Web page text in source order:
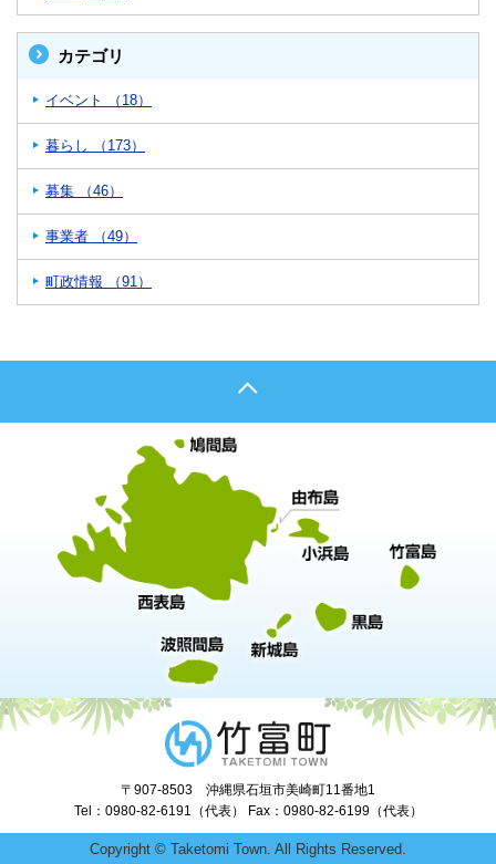
カテゴリ
イベント （18）
暮らし （173）
募集 （46）
事業者 （49）
町政情報 （91）
〒907-8503 沖縄県石垣市美崎町11番地1
Tel：0980-82-6191（代表） Fax：0980-82-6199（代表）
Copyright © Taketomi Town. All Rights Reserved.